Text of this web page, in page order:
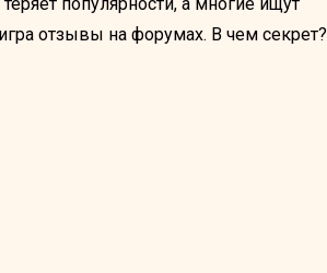
отзывы на форумах. В чем секрет?